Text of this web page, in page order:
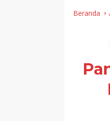
Beranda